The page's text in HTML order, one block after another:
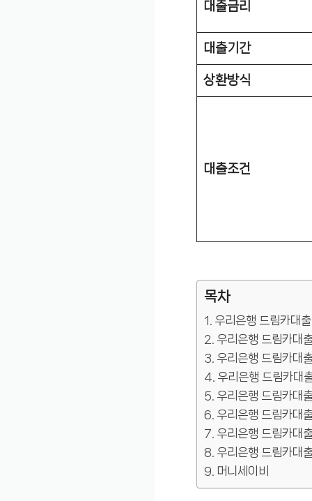
대출금리
대출기간
상환방식
대출조건
목차
우리은행 드림카대
우리은행 드림카대
우리은행 드림카대
우리은행 드림카대
우리은행 드림카대
우리은행 드림카대
우리은행 드림카대
우리은행 드림카대
머니세이비